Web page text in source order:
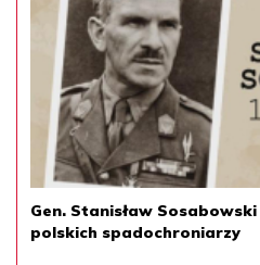
Gen. Stanisław
polskich spadochroniarzy